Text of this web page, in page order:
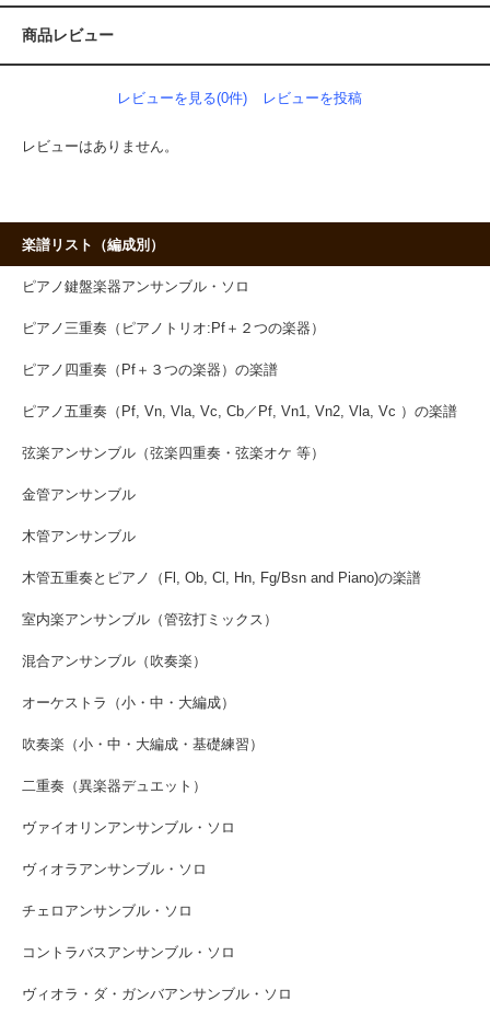
商品レビュー
レビューを見る(0件) レビューを投稿
レビューはありません。
楽譜リスト（編成別）
ピアノ鍵盤楽器アンサンブル・ソロ
ピアノ三重奏（ピアノトリオ:Pf＋２つの楽器）
ピアノ四重奏（Pf＋３つの楽器）の楽譜
ピアノ五重奏（Pf, Vn, Vla, Vc, Cb／Pf, Vn1, Vn2, Vla, Vc ）の楽譜
弦楽アンサンブル（弦楽四重奏・弦楽オケ 等）
金管アンサンブル
木管アンサンブル
木管五重奏とピアノ（Fl, Ob, Cl, Hn, Fg/Bsn and Piano)の楽譜
室内楽アンサンブル（管弦打ミックス）
混合アンサンブル（吹奏楽）
オーケストラ（小・中・大編成）
吹奏楽（小・中・大編成・基礎練習）
二重奏（異楽器デュエット）
ヴァイオリンアンサンブル・ソロ
ヴィオラアンサンブル・ソロ
チェロアンサンブル・ソロ
コントラバスアンサンブル・ソロ
ヴィオラ・ダ・ガンバアンサンブル・ソロ